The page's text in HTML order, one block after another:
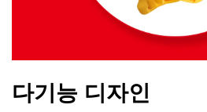
다기능 디자인